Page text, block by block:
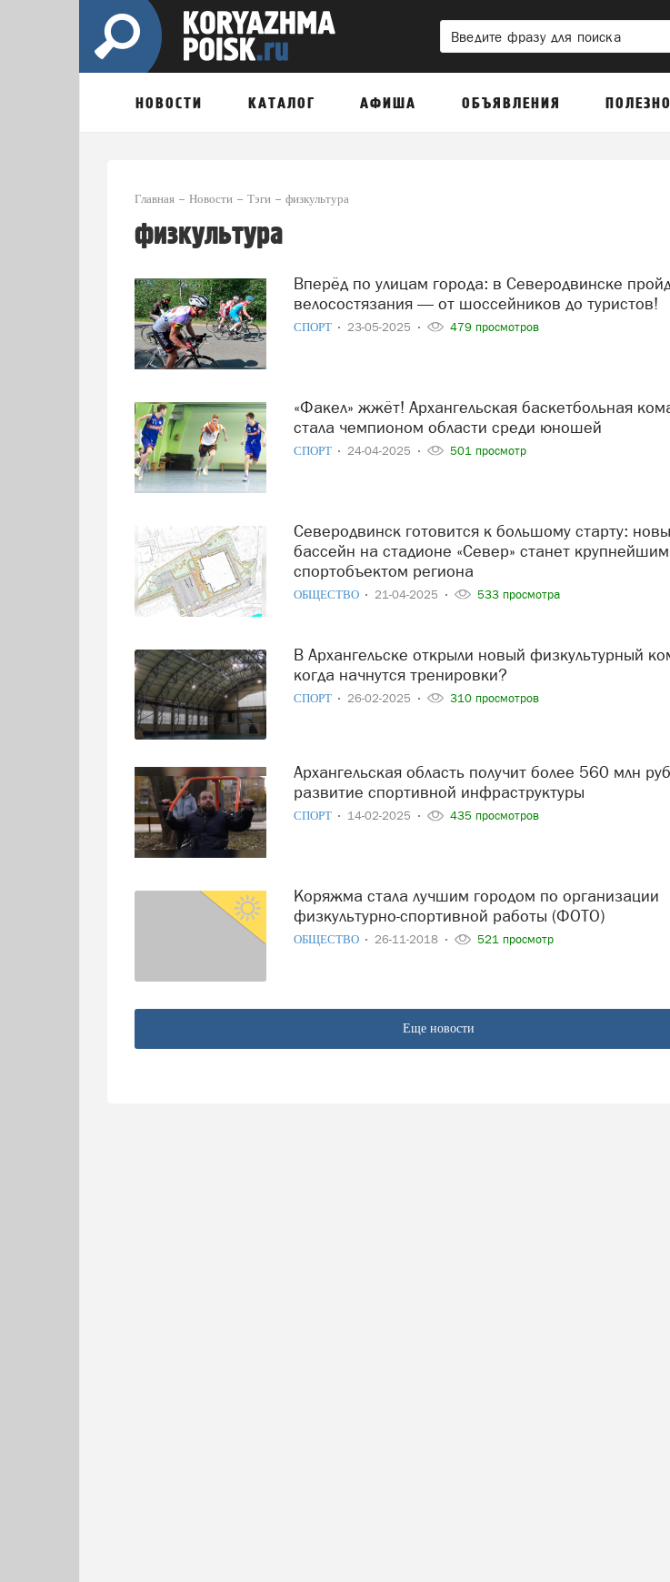
НОВОСТИ КАТАЛОГ АФИША ОБЪЯВЛЕНИЯ ПОЛЕЗНО
Главная Новости Тэги физкультура
физкультура
Вперёд по улицам города: в Северодвинске пройдут яркие
велосостязания — от шоссейников до туристов!
СПОРТ 23-05-2025 479 просмотров
«Факел» жжёт! Архангельская баскетбольная команда
стала чемпионом области среди юношей
СПОРТ 24-04-2025 501 просмотр
Северодвинск готовится к большому старту: новый
бассейн на стадионе «Север» станет крупнейшим
спортобъектом региона
ОБЩЕСТВО 21-04-2025 533 просмотра
В Архангельске открыли новый физкультурный комплекс:
когда начнутся тренировки?
СПОРТ 26-02-2025 310 просмотров
Архангельская область получит более 560 млн рублей на
развитие спортивной инфраструктуры
СПОРТ 14-02-2025 435 просмотров
Коряжма стала лучшим городом по организации
физкультурно-спортивной работы (ФОТО)
ОБЩЕСТВО 26-11-2018 521 просмотр
Еще новости